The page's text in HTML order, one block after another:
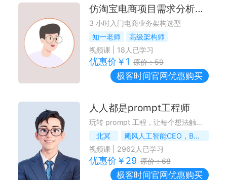
仿淘宝电商项目需求分析与技术选型
3 小时入门电商业务架构选型
知一老师
高级架构师
视频课| 18 人已学习
优惠价￥ 1 原价：59
极客时间官网优惠购买
人人都是prompt工程师
玩转 prompt 工程，让每个想法触手可及
北冥
飓风人工智能CEO，B站千万播放UP主
视频课| 2962 人已学习
优惠价￥ 29 原价：68
极客时间官网优惠购买